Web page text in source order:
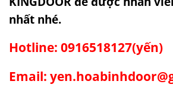
nhất nhé.
Hotline: 0916518127(yến)
Email: